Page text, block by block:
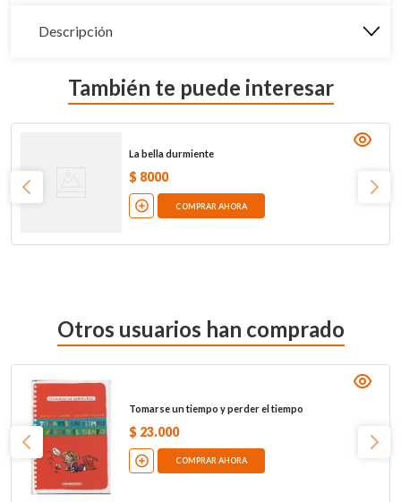
Descripción
También te puede interesar
La bella durmiente
$ 8000
COMPRAR AHORA
Otros usuarios han comprado
Tomarse un tiempo y perder el tiempo
$ 23.000
COMPRAR AHORA